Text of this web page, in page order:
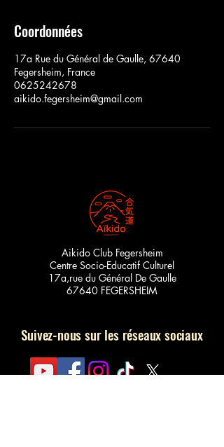
Coordonnées
17a Rue du Général de Gaulle, 67640
Fegersheim, France
0625242678
aikido.fegersheim@gmail.com
Aikido Club Fegersheim
Centre Socio-Educatif Culturel
17a,rue du Général De Gaulle
67640 FEGERSHEIM
Suivez-nous sur les réseaux sociaux